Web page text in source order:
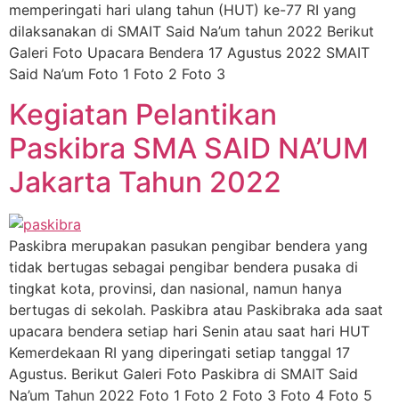
memperingati hari ulang tahun (HUT) ke-77 RI yang
dilaksanakan di SMAIT Said Na’um tahun 2022 Berikut
Galeri Foto Upacara Bendera 17 Agustus 2022 SMAIT
Said Na’um Foto 1 Foto 2 Foto 3
Kegiatan Pelantikan
Paskibra SMA SAID NA’UM
Jakarta Tahun 2022
Paskibra merupakan pasukan pengibar bendera yang
tidak bertugas sebagai pengibar bendera pusaka di
tingkat kota, provinsi, dan nasional, namun hanya
bertugas di sekolah. Paskibra atau Paskibraka ada saat
upacara bendera setiap hari Senin atau saat hari HUT
Kemerdekaan RI yang diperingati setiap tanggal 17
Agustus. Berikut Galeri Foto Paskibra di SMAIT Said
Na’um Tahun 2022 Foto 1 Foto 2 Foto 3 Foto 4 Foto 5